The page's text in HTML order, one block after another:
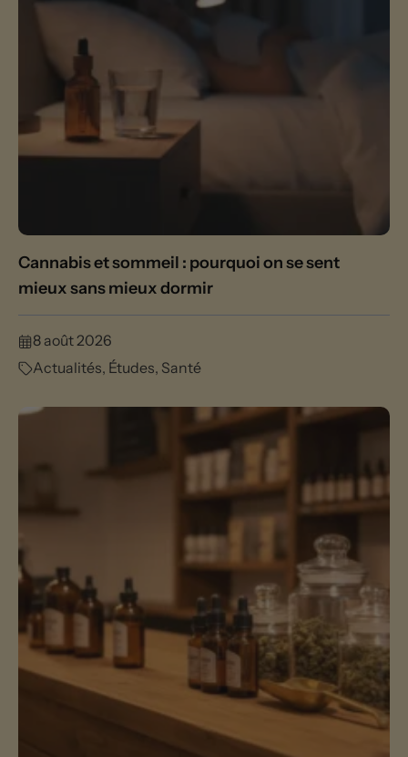
Cannabis et sommeil : pourquoi on se sent
mieux sans mieux dormir
8 août 2026
Actualités, Études, Santé